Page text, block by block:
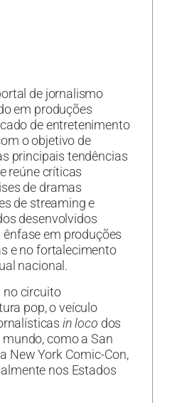
de jornalismo
em produções
de entretenimento
o objetivo de
principais tendências
reúne críticas
de dramas
de streaming e
desenvolvidos
em produções
e no fortalecimento
nacional.
no circuito
pop, o veículo
in loco dos
como a San
New York Comic-Con,
nos Estados